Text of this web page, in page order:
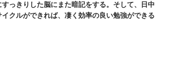
っきりした脳にまた暗記をする。そして、日中
クルができれば、凄く効率の良い勉強ができる